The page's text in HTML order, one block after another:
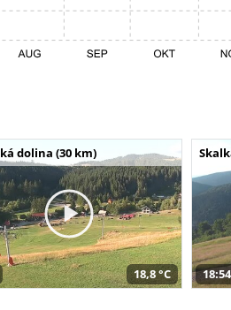
dolina (30 km)
18,8 °C 18:54